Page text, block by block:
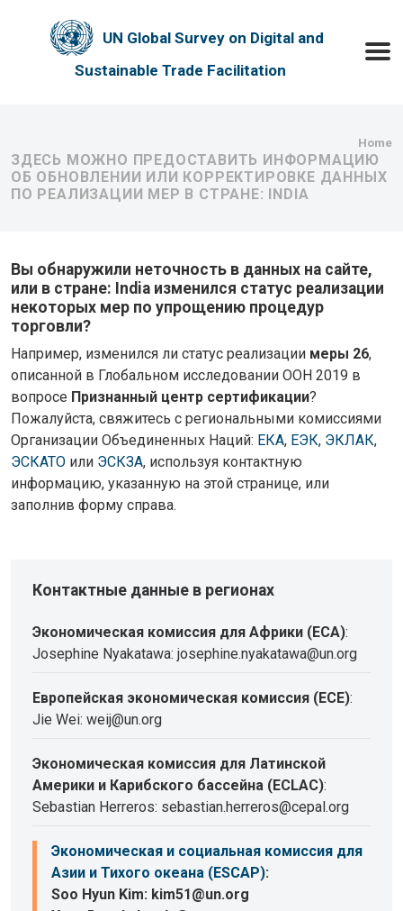
UN Global Survey on Digital and
Sustainable Trade Facilitation
Home
ЗДЕСЬ МОЖНО ПРЕДОСТАВИТЬ ИНФОРМАЦИЮ
ОБ ОБНОВЛЕНИИ ИЛИ КОРРЕКТИРОВКЕ ДАННЫХ
ПО РЕАЛИЗАЦИИ МЕР В СТРАНЕ: INDIA
Вы обнаружили неточность в данных на сайте,
или в стране: India изменился статус реализации
некоторых мер по упрощению процедур
торговли?
Например, изменился ли статус реализации меры 26,
описанной в Глобальном исследовании ООН 2019 в
вопросе Признанный центр сертификации?
Пожалуйста, свяжитесь с региональными комиссиями
Организации Объединенных Наций: ЕКА, ЕЭК, ЭКЛАК,
ЭСКАТО или ЭСКЗА, используя контактную
информацию, указанную на этой странице, или
заполнив форму справа.
Контактные данные в регионах
Экономическая комиссия для Африки (ECA):
Josephine Nyakatawa: josephine.nyakatawa@un.org
Европейская экономическая комиссия (ECE):
Jie Wei: weij@un.org
Экономическая комиссия для Латинской
Америки и Карибского бассейна (ECLAC):
Sebastian Herreros: sebastian.herreros@cepal.org
Экономическая и социальная комиссия для
Азии и Тихого океана (ESCAP):
Soo Hyun Kim: kim51@un.org